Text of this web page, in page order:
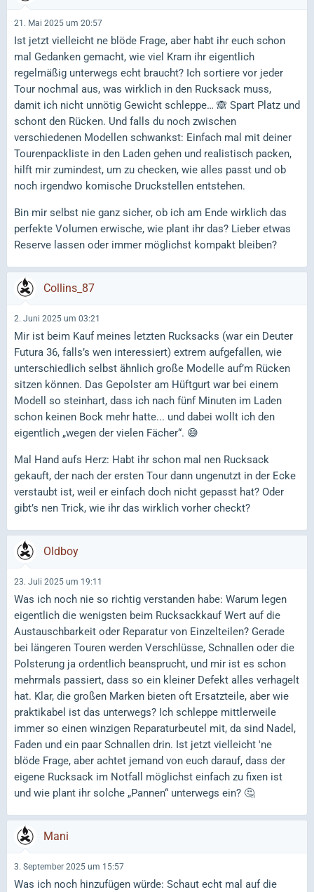
21. Mai 2025 um 20:57
Ist jetzt vielleicht ne blöde Frage, aber habt ihr euch schon
mal Gedanken gemacht, wie viel Kram ihr eigentlich
regelmäßig unterwegs echt braucht? Ich sortiere vor jeder
Tour nochmal aus, was wirklich in den Rucksack muss,
damit ich nicht unnötig Gewicht schleppe… 🙈 Spart Platz und
schont den Rücken. Und falls du noch zwischen
verschiedenen Modellen schwankst: Einfach mal mit deiner
Tourenpackliste in den Laden gehen und realistisch packen,
hilft mir zumindest, um zu checken, wie alles passt und ob
noch irgendwo komische Druckstellen entstehen.
Bin mir selbst nie ganz sicher, ob ich am Ende wirklich das
perfekte Volumen erwische, wie plant ihr das? Lieber etwas
Reserve lassen oder immer möglichst kompakt bleiben?
Collins_87
2. Juni 2025 um 03:21
Mir ist beim Kauf meines letzten Rucksacks (war ein Deuter
Futura 36, falls’s wen interessiert) extrem aufgefallen, wie
unterschiedlich selbst ähnlich große Modelle auf’m Rücken
sitzen können. Das Gepolster am Hüftgurt war bei einem
Modell so steinhart, dass ich nach fünf Minuten im Laden
schon keinen Bock mehr hatte... und dabei wollt ich den
eigentlich „wegen der vielen Fächer“. 😅
Mal Hand aufs Herz: Habt ihr schon mal nen Rucksack
gekauft, der nach der ersten Tour dann ungenutzt in der Ecke
verstaubt ist, weil er einfach doch nicht gepasst hat? Oder
gibt’s nen Trick, wie ihr das wirklich vorher checkt?
Oldboy
23. Juli 2025 um 19:11
Was ich noch nie so richtig verstanden habe: Warum legen
eigentlich die wenigsten beim Rucksackkauf Wert auf die
Austauschbarkeit oder Reparatur von Einzelteilen? Gerade
bei längeren Touren werden Verschlüsse, Schnallen oder die
Polsterung ja ordentlich beansprucht, und mir ist es schon
mehrmals passiert, dass so ein kleiner Defekt alles verhagelt
hat. Klar, die großen Marken bieten oft Ersatzteile, aber wie
praktikabel ist das unterwegs? Ich schleppe mittlerweile
immer so einen winzigen Reparaturbeutel mit, da sind Nadel,
Faden und ein paar Schnallen drin. Ist jetzt vielleicht 'ne
blöde Frage, aber achtet jemand von euch darauf, dass der
eigene Rucksack im Notfall möglichst einfach zu fixen ist
und wie plant ihr solche „Pannen“ unterwegs ein? 🤔
Mani
3. September 2025 um 15:57
Was ich noch hinzufügen würde: Schaut echt mal auf die